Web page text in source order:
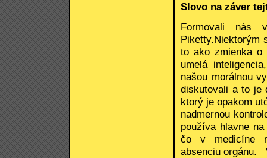
Slovo na záver
Formovali nás
Piketty.Niektorým
to ako zmienka o
umelá
našou morálnou
diskutovali a to je
ktorý je opakom
nadmernou
používa hlavne
čo v medicíne
absenciu orgánu.